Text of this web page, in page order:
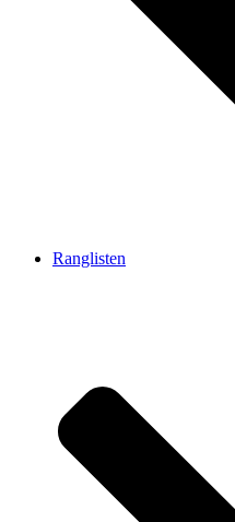
Ranglisten